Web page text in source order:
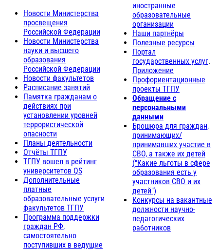
Новости Министерства
просвещения
Российской Федерации
Новости Министерства
науки и высшего
образования
Российской Федерации
Новости факультетов
Расписание занятий
Памятка гражданам о
действиях при
установлении уровней
террористической
опасности
Планы деятельности
Отчёты ТГПУ
ТГПУ вошел в рейтинг
университетов QS
Дополнительные
платные
образовательные услуги
факультетов ТГПУ
Программа поддержки
граждан РФ,
самостоятельно
поступивших в ведущие
иностранные
образовательные
организации
Наши партнёры
Полезные ресурсы
Портал
государственных услуг.
Приложение
Профориентационные
проекты ТГПУ
Обращение с
персональными
данными
Брошюра для граждан,
принимающих/
принимавших участие в
СВО, а также их детей
("Какие льготы в сфере
образования есть у
участников СВО и их
детей")
Конкурсы на вакантные
должности научно-
педагогических
работников